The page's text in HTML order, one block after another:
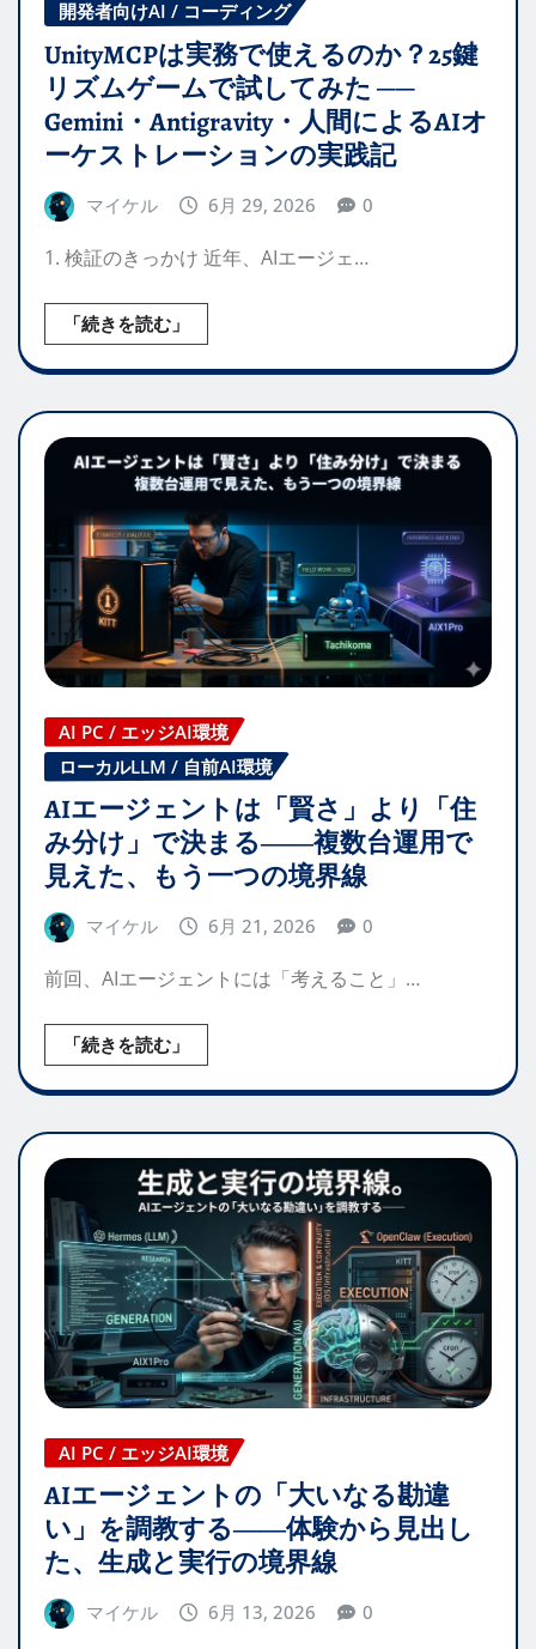
開発者向けAI / コーディング
UnityMCPは実務で使えるのか？25鍵
リズムゲームで試してみた ──
Gemini・Antigravity・人間によるAIオ
ーケストレーションの実践記
マイケル 6月 29, 2026 0
1. 検証のきっかけ 近年、AIエージェ…
「続きを読む」
AI PC / エッジAI環境
ローカルLLM / 自前AI環境
AIエージェントは「賢さ」より「住
み分け」で決まる――複数台運用で
見えた、もう一つの境界線
マイケル 6月 21, 2026 0
前回、AIエージェントには「考えること」…
「続きを読む」
AI PC / エッジAI環境
AIエージェントの「大いなる勘違
い」を調教する――体験から見出し
た、生成と実行の境界線
マイケル 6月 13, 2026 0